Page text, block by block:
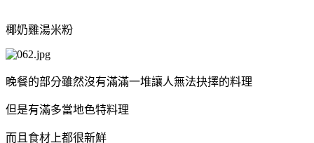
椰奶雞湯米粉
晚餐的部分雖然沒有滿滿一堆讓人無法抉擇的料理
但是有滿多當地色特料理
而且食材上都很新鮮